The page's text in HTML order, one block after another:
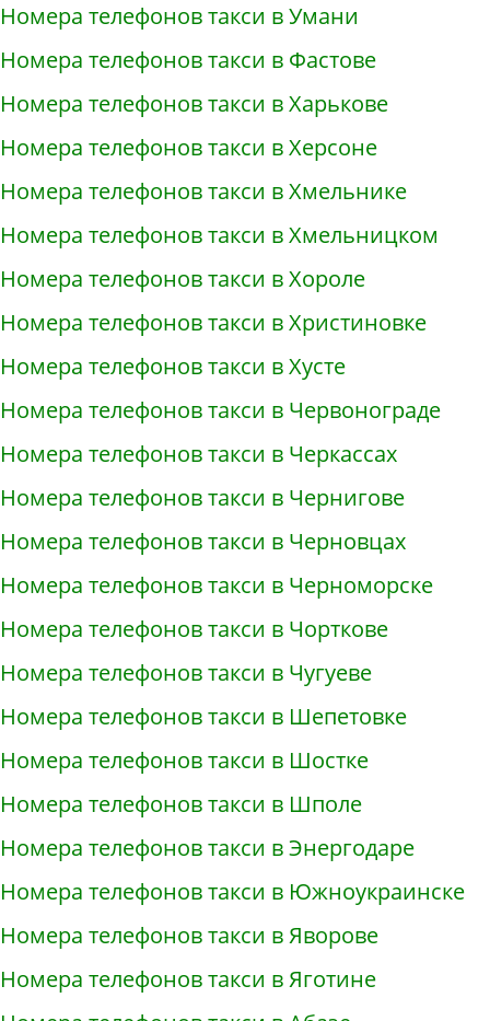
Номера телефонов такси в Умани
Номера телефонов такси в Фастове
Номера телефонов такси в Харькове
Номера телефонов такси в Херсоне
Номера телефонов такси в Хмельнике
Номера телефонов такси в Хмельницком
Номера телефонов такси в Хороле
Номера телефонов такси в Христиновке
Номера телефонов такси в Хусте
Номера телефонов такси в Червонограде
Номера телефонов такси в Черкассах
Номера телефонов такси в Чернигове
Номера телефонов такси в Черновцах
Номера телефонов такси в Черноморске
Номера телефонов такси в Чорткове
Номера телефонов такси в Чугуеве
Номера телефонов такси в Шепетовке
Номера телефонов такси в Шостке
Номера телефонов такси в Шполе
Номера телефонов такси в Энергодаре
Номера телефонов такси в Южноукраинске
Номера телефонов такси в Яворове
Номера телефонов такси в Яготине